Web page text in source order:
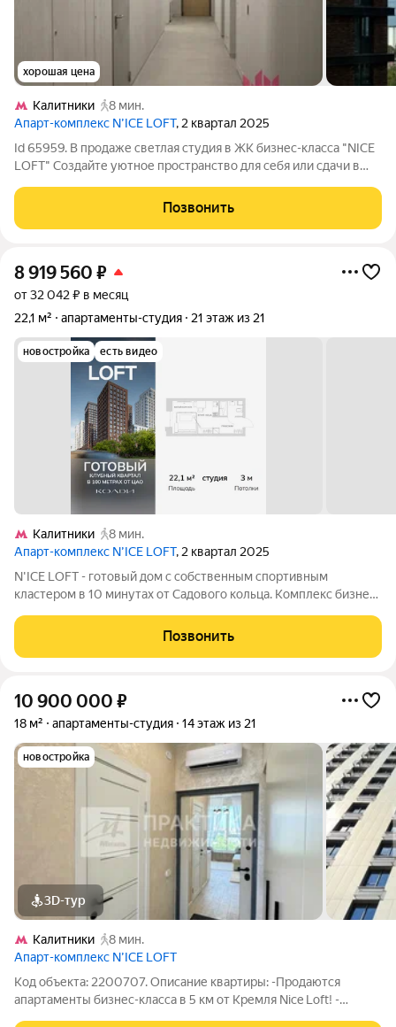
хорошая цена
Калитники
8 мин.
Апарт-комплекс N’ICE LOFT, 2 квартал 2025
Id 65959. В продаже светлая студия в ЖК бизнес-класса "NICE
LOFT" Создайте уютное пространство для себя или сдачи в
инфраструктурой,
Позвонить
8 919 560 ₽
от 32 042 ₽ в месяц
22,1 м²
апартаменты-студия 21 этаж из 21
новостройка есть видео
Калитники
8 мин.
Апарт-комплекс N’ICE LOFT, 2 квартал 2025
N'ICE LOFT - готовый дом с собственным спортивным
кластером в 10 минутах от Садового кольца. Комплекс бизнес-
компания КОЛДИ, представляет собой знаковое жилое
пространство, на территории которого
Позвонить
10 900 000 ₽
18 м² апартаменты-студия 14 этаж из 21
новостройка
3D-тур
Калитники
8 мин.
Апарт-комплекс N’ICE LOFT
Код объекта: 2200707. Описание квартиры: -Продаются
апартаменты бизнес-класса в 5 км от Кремля Nice Loft! -